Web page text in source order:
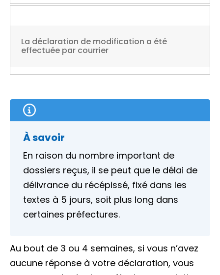
La déclaration de modification a été
effectuée par courrier
À savoir
En raison du nombre important de
dossiers reçus, il se peut que le délai de
délivrance du récépissé, fixé dans les
textes à 5 jours, soit plus long dans
certaines préfectures.
Au bout de 3 ou 4 semaines, si vous n’avez
aucune réponse à votre déclaration, vous